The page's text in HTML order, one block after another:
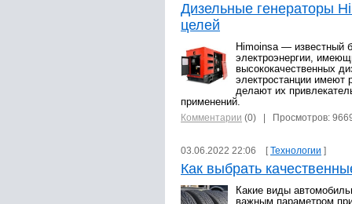
Дизельные генераторы
целей
Himoinsa — известный
электроэнергии,
высококачественных
электростанции имеют
делают их
применений.
Комментарии (0) | Просмотров:
03.06.2022 22:06 [Технологии ]
Как выбрать
Какие виды
важным параметром